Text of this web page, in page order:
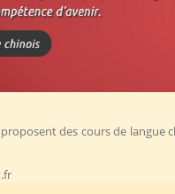
des cours de langue